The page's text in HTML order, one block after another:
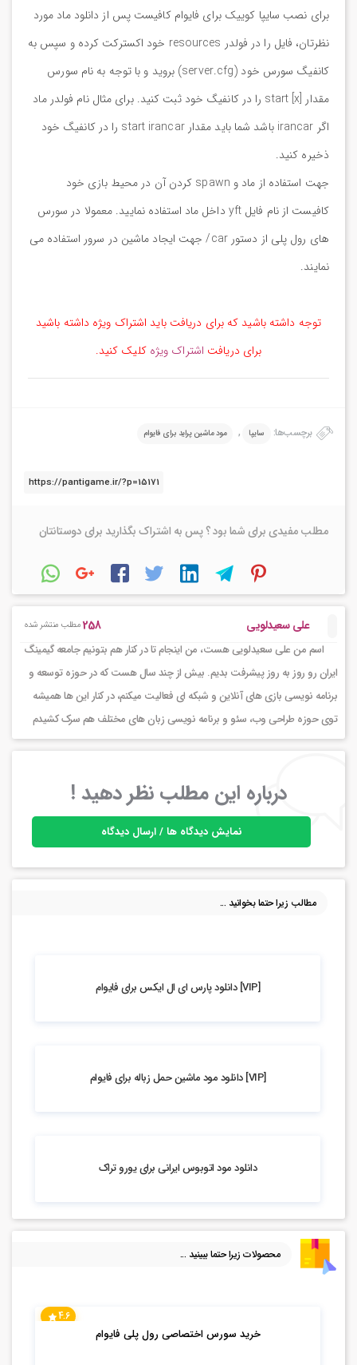
برای نصب سایپا کوییک برای فایوام کافیست پس از دانلود ماد مورد
نظرتان، فایل را در فولدر resources خود اکسترکت کرده و سپس به
کانفیگ سورس خود (server.cfg) بروید و با توجه به نام سورس
مقدار start [x] را در کانفیگ خود ثبت کنید. برای مثال نام فولدر ماد
اگر irancar باشد شما باید مقدار start irancar را در کانفیگ خود
ذخیره کنید.
جهت استفاده از ماد و spawn کردن آن در محیط بازی خود
کافیست از نام فایل yft داخل ماد استفاده نمایید. معمولا در سورس
های رول پلی از دستور car/ جهت ایجاد ماشین در سرور استفاده می
نمایند.
توجه داشته باشید که برای دریافت باید اشتراک ویژه داشته باشید
برای دریافت اشتراک ویژه کلیک کنید.
برچسب‌ها: سایپا , مود ماشین پراید برای فایوام
مطلب مفیدی برای شما بود ؟ پس به اشتراک بگذارید برای دوستانتان
علی سعیدلویی 258مطلب منتشر شده
اسم من علی سعیدلویی هست، من اینجام تا در کنار هم بتونیم جامعه گیمینگ
ایران رو روز به روز پیشرفت بدیم. بیش از چند سال هست که در حوزه توسعه و
برنامه نویسی بازی های آنلاین و شبکه ای فعالیت میکنم، در کنار این ها همیشه
توی حوزه طراحی وب، سئو و برنامه نویسی زبان های مختلف هم سرک کشیدم
درباره این مطلب نظر دهید !
نمایش دیدگاه ها / ارسال دیدگاه
مطالب زیرا حتما بخوانید ...
[VIP] دانلود پارس ای ال ایکس برای فایوام
[VIP] دانلود مود ماشین حمل زباله برای فایوام
دانلود مود اتوبوس ایرانی برای یورو تراک
محصولات زیرا حتما ببینید ...
4.6
خرید سورس اختصاصی رول پلی فایوام